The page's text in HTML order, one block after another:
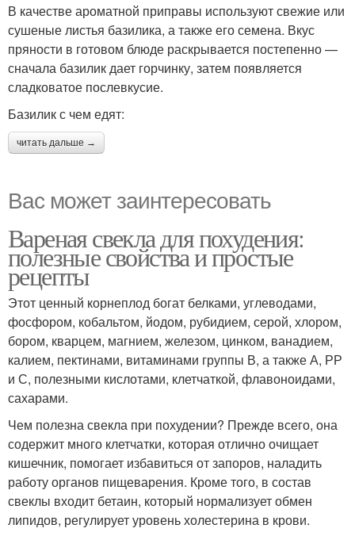
В качестве ароматной приправы используют свежие или
сушеные листья базилика, а также его семена. Вкус
пряности в готовом блюде раскрывается постепенно —
сначала базилик дает горчинку, затем появляется
сладковатое послевкусие.
Базилик с чем едят:
читать дальше →
Вас может заинтересовать
Вареная свекла для похудения:
полезные свойства и простые
рецепты
Этот ценный корнеплод богат белками, углеводами,
фосфором, кобальтом, йодом, рубидием, серой, хлором,
бором, кварцем, магнием, железом, цинком, ванадием,
калием, пектинами, витаминами группы В, а также А, РР
и С, полезными кислотами, клетчаткой, флавоноидами,
сахарами.
Чем полезна свекла при похудении? Прежде всего, она
содержит много клетчатки, которая отлично очищает
кишечник, помогает избавиться от запоров, наладить
работу органов пищеварения. Кроме того, в состав
свеклы входит бетаин, который нормализует обмен
липидов, регулирует уровень холестерина в крови.